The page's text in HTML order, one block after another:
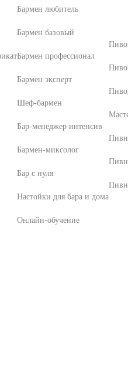
Бармен любитель
Бармен базовый
Бармен профессионал
Бармен эксперт
Шеф-бармен
Бар-менеджер интенсив
Бармен-миксолог
Бар с нуля
Настойки для бара и дома
Онлайн-обучение